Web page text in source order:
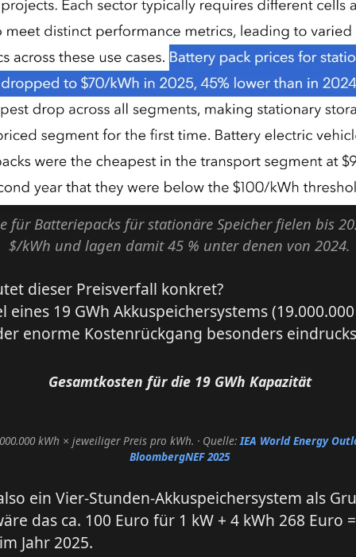
für Batteriepacks für stationäre Speicher fielen bis
$/kWh und lagen damit 45 % unter denen von 2024.
dieser Preisverfall konkret?
eines 19 GWh Akkuspeichersystems
enorme Kostenrückgang besonders
Gesamtkosten für die 19 GWh Kapazität
kWh × jeweiliger Preis pro kWh. · Quelle:IEA World Energy
BloombergNEF 2025
ein Vier-Stunden-Akkuspeichersystem als
das ca. 100 Euro für 1 kW + 4 kWh 268 Euro
Jahr 2025.